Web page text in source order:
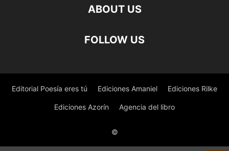
ABOUT US
FOLLOW US
Editorial Poesía eres tú Ediciones Amaniel Ediciones Rilke
Ediciones Azorín Agencia del libro
©